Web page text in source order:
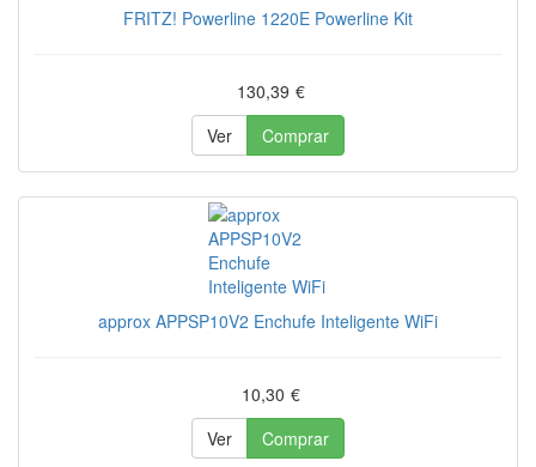
FRITZ! Powerline 1220E Powerline Kit
130,39 €
Ver
Comprar
approx APPSP10V2 Enchufe Inteligente WiFi
10,30 €
Ver
Comprar